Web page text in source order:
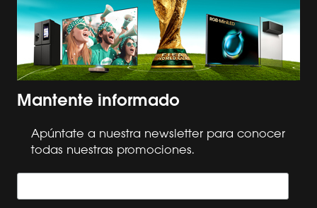
Mantente informado
Apúntate a nuestra newsletter para conocer
todas nuestras promociones.